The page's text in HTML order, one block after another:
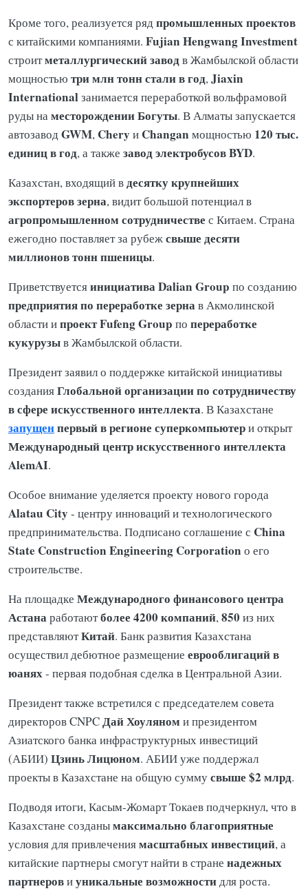
Кроме того, реализуется рядпромышленных проектов
с китайскими компаниями. Fujian Hengwang Investment
строитметаллургический заводв Жамбылской области
мощностью три млн тонн стали в год,Jiaxin
Internationalзанимается переработкой вольфрамовой
руды наместорождении Богуты. В Алматы запускается
автозаводGWM, Chery и Changan мощностью 120 тыс.
единиц в год, а также завод электробусов BYD.
Казахстан, входящий вдесятку крупнейших
экспортеров зерна, видит большой потенциал в
агропромышленном сотрудничестве с Китаем. Страна
ежегодно поставляет за рубежсвыше десяти
миллионов тонн пшеницы.
Приветствуетсяинициатива Dalian Group по созданию
предприятия по переработке зернав Акмолинской
области ипроект Fufeng Group по переработке
кукурузыв Жамбылской области.
Президент заявил о поддержке китайской инициативы
созданияГлобальной организации по сотрудничеству
в сфере искусственного интеллекта. В Казахстане
запущенпервый в регионе суперкомпьютери открыт
Международный центр искусственного интеллекта
AlemAI.
Особое внимание уделяется проекту нового города
Alatau City - центру инноваций и технологического
предпринимательства. Подписано соглашение с China
State Construction Engineering Corporation о его
строительстве.
На площадке Международного финансового центра
Астанаработаютболее 4200 компаний,850 из них
представляютКитай. Банк развития Казахстана
осуществил дебютное размещение еврооблигаций в
юанях- первая подобная сделка в Центральной Азии.
Президент также встретился с председателем совета
директоров CNPCДай Хоуляном и президентом
Азиатского банка инфраструктурных инвестиций
(АБИИ) Цзинь Лицюном. АБИИ уже поддержал
проекты в Казахстане на общую суммусвыше $2 млрд.
Подводя итоги, Касым-Жомарт Токаев подчеркнул, что в
Казахстане созданымаксимально благоприятные
условия для привлечениямасштабных инвестиций, а
китайские партнеры смогут найти в стране надежных
партнеровиуникальные возможностидля роста.